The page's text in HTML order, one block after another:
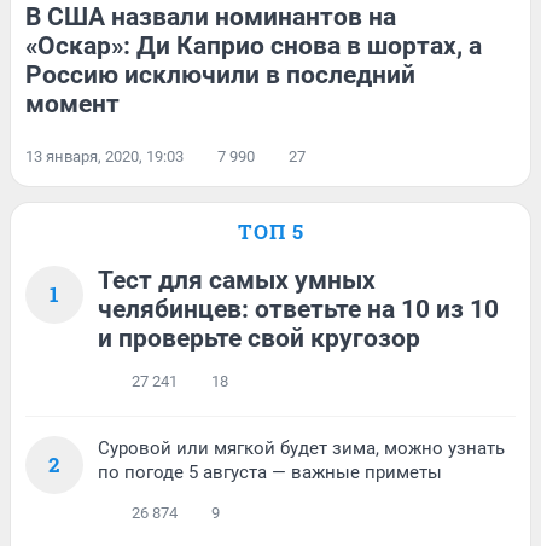
В США назвали номинантов на
«Оскар»: Ди Каприо снова в шортах, а
Россию исключили в последний
момент
13 января, 2020, 19:03 7 990 27
ТОП 5
1
Тест для самых умных
челябинцев: ответьте на 10 из 10
и проверьте свой кругозор
27 241 18
2
Суровой или мягкой будет зима, можно узнать
по погоде 5 августа — важные приметы
26 874 9